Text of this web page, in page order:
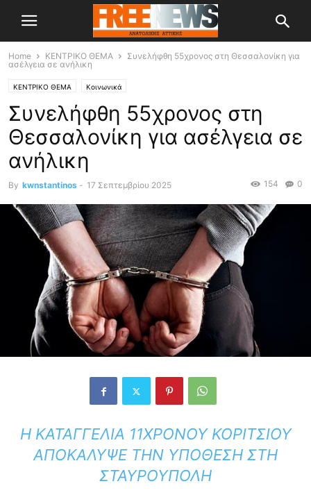
Home ΚΕΝΤΡΙΚΟ ΘΕΜΑ
Συνελήφθη 55χρονος στη Θεσσαλονίκη για
ασέλγεια σε ανήλικη
ΚΕΝΤΡΙΚΟ ΘΕΜΑ Κοινωνικά
Συνελήφθη 55χρονος στη
Θεσσαλονίκη για ασέλγεια σε
ανήλικη
By kwnstantinos - 17 Σεπτεμβρίου 2025 0
154
Η ΚΑΤΑΓΓΕΛΊΑ 11ΧΡΟΝΟΥ ΚΟΡΙΤΣΙΟΎ
ΑΠΟΚΆΛΥΨΕ ΤΗΝ ΥΠΌΘΕΣΗ ΣΤΗ
ΣΤΑΥΡΟΎΠΟΛΗ